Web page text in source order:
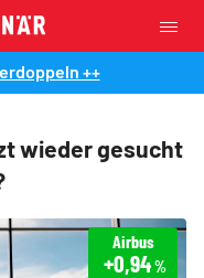
++
wieder gesucht
Airbus
+0,94%